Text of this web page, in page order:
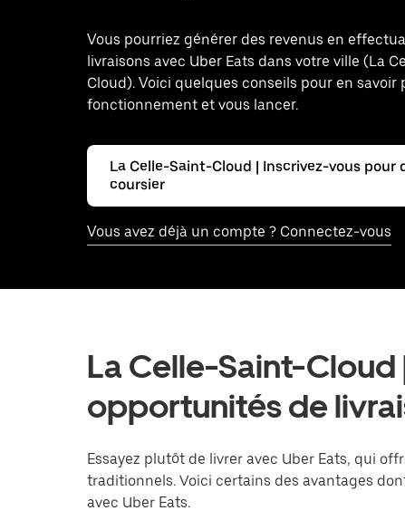
Vous pourriez générer des revenus en
livraisons avec Uber Eats dans votre ville (La
Cloud). Voici quelques conseils pour en savoir
fonctionnement et vous lancer.
La Celle-Saint-Cloud | Inscrivez-vous pour
coursier
Vous avez déjà un compte ? Connectez-vous
La Celle-Saint-Cloud
opportunités de
Essayez plutôt de livrer avec Uber Eats, qui
traditionnels. Voici certains des avantages
avec Uber Eats.